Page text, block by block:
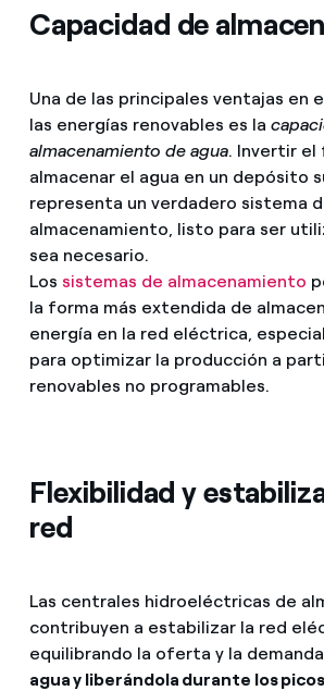
Capacidad de
Una de las principales ventajas en
las energías renovables es la
almacenamiento de agua. Invertir el
almacenar el agua en un depósito
representa un verdadero sistema
almacenamiento, listo para ser
sea necesario.
Los sistemas de almacenamiento
la forma más extendida de
energía en la red eléctrica,
para optimizar la producción a
renovables no programables.
Flexibilidad y
red
Las centrales hidroeléctricas de
contribuyen a estabilizar la red
equilibrando la oferta y la demanda,
agua y liberándola durante los